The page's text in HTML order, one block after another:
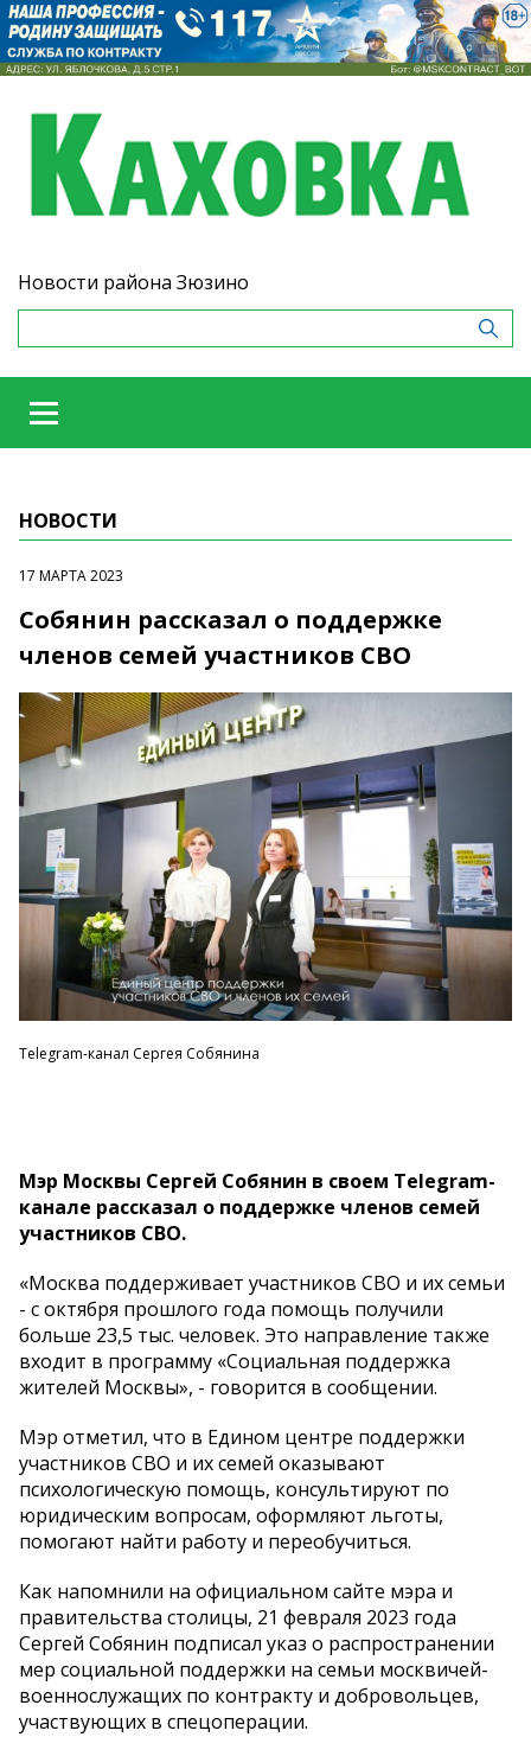
Новости района Зюзино
НОВОСТИ
17 МАРТА 2023
Собянин рассказал о поддержке
членов семей участников СВО
Telegram-канал Сергея Собянина
Мэр Москвы Сергей Собянин в своем Telegram-
канале рассказал о поддержке членов семей
участников СВО.
«Москва поддерживает участников СВО и их семьи
- с октября прошлого года помощь получили
больше 23,5 тыс. человек. Это направление также
входит в программу «Социальная поддержка
жителей Москвы», - говорится в сообщении.
Мэр отметил, что в Едином центре поддержки
участников СВО и их семей оказывают
психологическую помощь, консультируют по
юридическим вопросам, оформляют льготы,
помогают найти работу и переобучиться.
Как напомнили на официальном сайте мэра и
правительства столицы, 21 февраля 2023 года
Сергей Собянин подписал указ о распространении
мер социальной поддержки на семьи москвичей-
военнослужащих по контракту и добровольцев,
участвующих в спецоперации.